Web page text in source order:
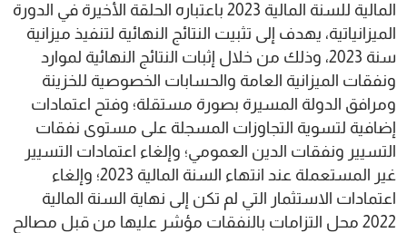
المالية للسنة المالية 2023 باعتباره الحلقة الأخيرة في الدورة
الميزانياتية، يهدف إلى تثبيت النتائج النهائية لتنفيذ ميزانية
سنة 2023، وذلك من خلال إثبات النتائج النهائية لموارد
ونفقات الميزانية العامة والحسابات الخصوصية للخزينة
ومرافق الدولة المسيرة بصورة مستقلة؛ وفتح اعتمادات
إضافية لتسوية التجاوزات المسجلة على مستوى نفقات
التسيير ونفقات الدين العمومي؛ وإلغاء اعتمادات التسيير
غير المستعملة عند انتهاء السنة المالية 2023؛ وإلغاء
اعتمادات الاستثمار التي لم تكن إلى نهاية السنة المالية
2022 محل التزامات بالنفقات مؤشر عليها من قبل مصالح